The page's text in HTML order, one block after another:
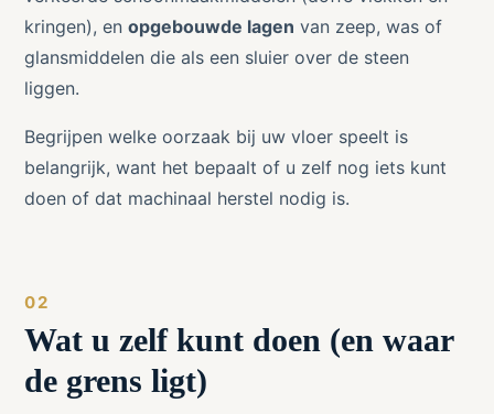
kringen), enopgebouwde lagen van zeep, was of
glansmiddelen die als een sluier over de steen
liggen.
Begrijpen welke oorzaak bij uw vloer speelt is
belangrijk, want het bepaalt of u zelf nog iets kunt
doen of dat machinaal herstel nodig is.
Wat u zelf kunt doen (en waar
de grens ligt)